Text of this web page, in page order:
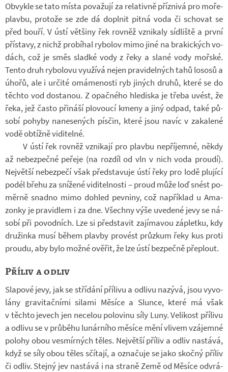
Ob­vykle se tato místa po­va­žují za re­la­tivně pří­z­nivá pro mo­ře­
plavbu, pro­tože se zde dá do­pl­nit pitná voda či scho­vat se
před bouří. V ústí vět­šiny řek rov­něž vzni­kaly síd­liště a první
pří­stavy, z nichž pro­bí­hal ry­bo­lov mimo jiné na bra­kic­kých vo­
dách, což je směs sladké vody z řeky a slané vody moř­ské.
Tento druh ry­bo­lovu vy­u­žívá nejen pra­vi­del­ných tahů lo­sosů a
úhořů, ale i ur­čité omá­me­nosti ryb ji­ných druhů, které se do
těchto vod do­sta­nou. Z opač­ného hle­diska je třeba uvést, že
řeka, jež často při­náší plo­voucí kmeny a jiný odpad, také pů­
sobí po­hyby na­ne­se­ných pís­čin, které jsou navíc v za­ka­lené
vodě ob­tížně vi­di­telné.
V ústí řek rov­něž vzni­kají pro plavbu ne­pří­jemné, někdy
až ne­bez­pečné pe­řeje (na roz­díl od vln v nich voda proudí).
Nej­větší ne­bez­pečí však před­sta­vuje ústí řeky pro lodě plu­jící
podél břehu za sní­žené vi­di­tel­nosti – proud může loď snést po­
měrně snadno mimo do­hled pev­niny, což na­pří­klad u Ama­
zonky je pra­vi­dlem i za dne. Všechny výše uve­dené jevy se ná­
sobí při po­vod­ních. Lze si před­sta­vit za­jí­ma­vou zá­pletku, kdy
dru­žinka musí během plavby pro­vést prů­zkum řeky kus proti
proudu, aby bylo možné ově­řit, že lze ústí bez­pečně pře­plout.
Příliv a odliv
Sla­pové jevy, jak se stří­dání pří­livu a od­livu na­zývá, jsou vy­vo­
lány gra­vi­tač­ními si­lami Mě­síce a Slunce, které má však
v těchto je­vech jen ne­ce­lou po­lo­vinu síly Luny. Ve­li­kost pří­livu
a od­livu se v prů­běhu lunár­ního mě­síce mění vli­vem vzá­jemné
po­lohy obou vesmír­ných těles. Nej­větší pří­liv a odliv na­stává,
když se síly obou těles sčí­tají, a ozna­čuje se jako skočný pří­liv
či odliv. Stejný jev na­stává i na straně Země od Mě­síce od­vrá­